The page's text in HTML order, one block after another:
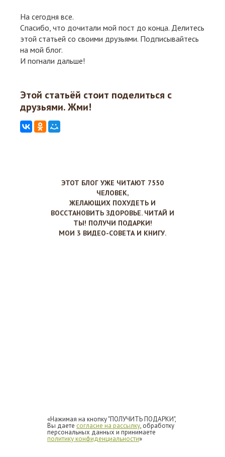
На сегодня все.
Спасибо, что дочитали мой пост до конца. Делитесь
этой статьей со своими друзьями. Подписывайтесь
на мой блог.
И погнали дальше!
Этой статьёй стоит поделиться с
друзьями. Жми!
ЭТОТ БЛОГ УЖЕ ЧИТАЮТ 7550
ЧЕЛОВЕК,
ЖЕЛАЮЩИХ ПОХУДЕТЬ И
ВОССТАНОВИТЬ ЗДОРОВЬЕ. ЧИТАЙ И
ТЫ! ПОЛУЧИ ПОДАРКИ!
МОИ 3 ВИДЕО-СОВЕТА И КНИГУ.
«Нажимая на кнопку "ПОЛУЧИТЬ ПОДАРКИ",
Вы даете согласие на рассылку, обработку
персональных данных и принимаете
политику конфиденциальности»